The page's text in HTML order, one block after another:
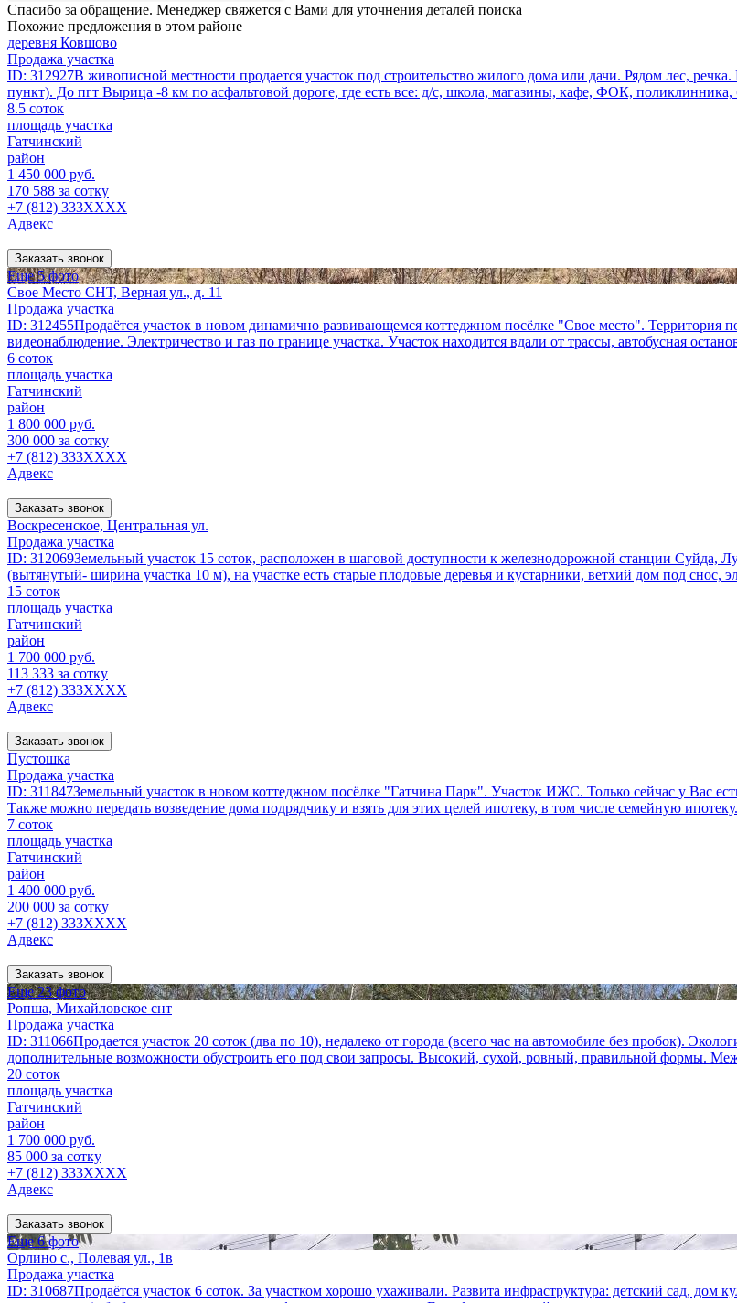
Спасибо за обращение. Менеджер свяжется с Вами для уточнения деталей поиска
Похожие предложения в этом районе
деревня Ковшово
Продажа участка
ID: 312927В живописной местности продается участок под строительство жилого дома или дачи. Рядом лес,
пункт). До пгт Вырица -8 км по асфальтовой дороге, где есть все: д/с, школа, магазины, кафе, ФОК, поликлинника,
8.5 соток
площадь участка
Гатчинский
район
1 450 000 руб.
170 588 за сотку
+7 (812) 333XXXX
Адвекс
Заказать звонок
Еще 5 фото
Свое Место СНТ, Верная ул., д. 11
Продажа участка
ID: 312455Пpодаётcя учаcток в новом динамично развивающемся кoттеджном посёлкe "Свoе мeсто". Теpритория
видеонаблюдение. Электричecтво и гaз по границе учacтка. Учaсток нaxoдится вдали от трассы, автобусная
6 соток
площадь участка
Гатчинский
район
1 800 000 руб.
300 000 за сотку
+7 (812) 333XXXX
Адвекс
Заказать звонок
Воскресенское, Центральная ул.
Продажа участка
ID: 312069Земельный участок 15 соток, расположен в шаговой доступности к железнодорожной станции Суйда,
(вытянутый- ширина участка 10 м), на участке есть старые плодовые деревья и кустарники, ветхий дом под снос,
15 соток
площадь участка
Гатчинский
район
1 700 000 руб.
113 333 за сотку
+7 (812) 333XXXX
Адвекс
Заказать звонок
Пустошка
Продажа участка
ID: 311847Земельный участок в новом коттеджном посёлке "Гатчина Парк". Участок ИЖС. Только сейчас у Вас
Также можно передать возведение дома подрядчику и взять для этих целей ипотеку, в том числе семейную
7 соток
площадь участка
Гатчинский
район
1 400 000 руб.
200 000 за сотку
+7 (812) 333XXXX
Адвекс
Заказать звонок
Еще 23 фото
Ропша, Михайловское снт
Продажа участка
ID: 311066Продается участок 20 соток (два по 10), недалеко от города (всего час на автомобиле без пробок).
дополнительные возможности обустроить его под свои запросы. Высокий, сухой, ровный, правильной формы.
20 соток
площадь участка
Гатчинский
район
1 700 000 руб.
85 000 за сотку
+7 (812) 333XXXX
Адвекс
Заказать звонок
Еще 6 фото
Орлино с., Полевая ул., 1в
Продажа участка
ID: 310687Продаётся участок 6 соток. За участком хорошо ухаживали. Развита инфраструктура: детский сад, дом